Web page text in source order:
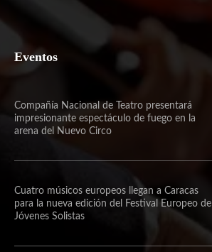
Eventos
Compañía Nacional de Teatro presentará
impresionante espectáculo de fuego en la
arena del Nuevo Circo
Cuatro músicos europeos llegan a Caracas
para la nueva edición del Festival Europeo de
Jóvenes Solistas